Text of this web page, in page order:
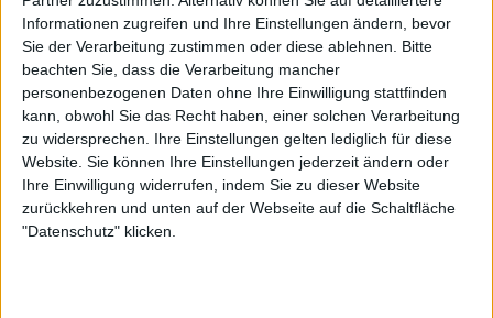
Informationen zugreifen und Ihre Einstellungen ändern, bevor
Sie der Verarbeitung zustimmen oder diese ablehnen.
Bitte
beachten Sie, dass die Verarbeitung mancher
personenbezogenen Daten ohne Ihre Einwilligung stattfinden
kann, obwohl Sie das Recht haben, einer solchen Verarbeitung
zu widersprechen. Ihre Einstellungen gelten lediglich für diese
Website. Sie können Ihre Einstellungen jederzeit ändern oder
Ihre Einwilligung widerrufen, indem Sie zu dieser Website
zurückkehren und unten auf der Webseite auf die Schaltfläche
"Datenschutz" klicken.
Zur Startseite
04.03.2024
Jannik Kleemann
Redakteur für alle Genres, außer